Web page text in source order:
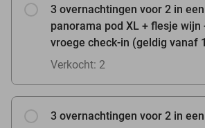
3 overnachtingen voor 2 in een
panorama pod XL + flesje wijn
vroege check-in (geldig vanaf
Verkocht: 2
3 overnachtingen voor 2 in een